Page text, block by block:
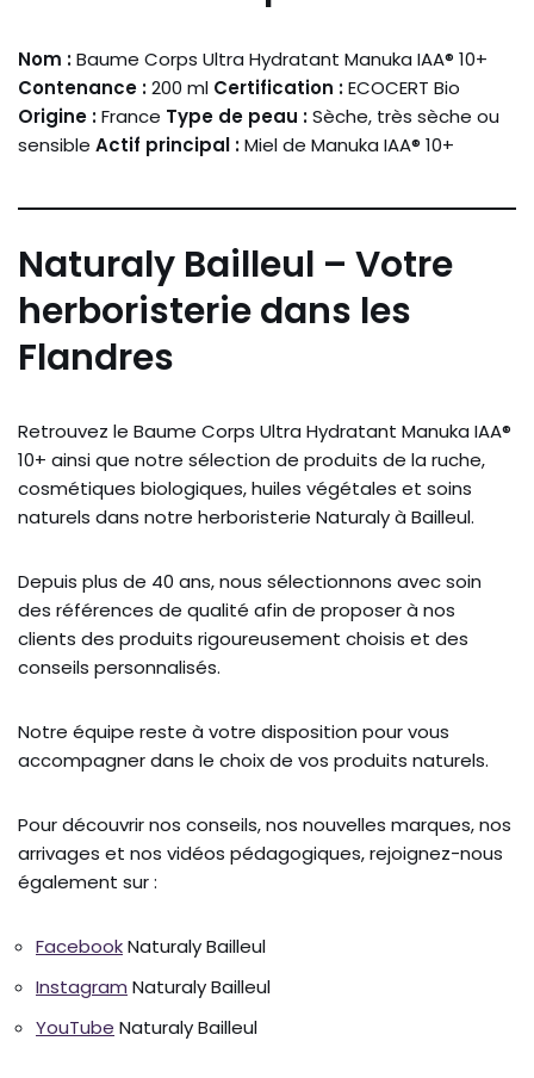
Nom :Baume Corps Ultra Hydratant Manuka IAA® 10+
Contenance :200 ml Certification :ECOCERT Bio
Origine :France Type de peau :Sèche, très sèche ou
sensible Actif principal :Miel de Manuka IAA® 10+
Naturaly Bailleul – Votre
herboristerie dans les
Flandres
Retrouvez le Baume Corps Ultra Hydratant Manuka IAA®
10+ ainsi que notre sélection de produits de la ruche,
cosmétiques biologiques, huiles végétales et soins
naturels dans notre herboristerie Naturaly à Bailleul.
Depuis plus de 40 ans, nous sélectionnons avec soin
des références de qualité afin de proposer à nos
clients des produits rigoureusement choisis et des
conseils personnalisés.
Notre équipe reste à votre disposition pour vous
accompagner dans le choix de vos produits naturels.
Pour découvrir nos conseils, nos nouvelles marques, nos
arrivages et nos vidéos pédagogiques, rejoignez-nous
également sur :
FacebookNaturaly Bailleul
Instagram Naturaly Bailleul
YouTube Naturaly Bailleul